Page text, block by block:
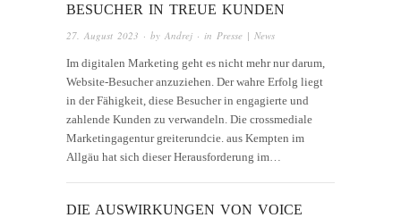
BESUCHER IN TREUE KUNDEN
27. August 2023 · by Andrej · in Presse | News
Im digitalen Marketing geht es nicht mehr nur darum,
Website-Besucher anzuziehen. Der wahre Erfolg liegt
in der Fähigkeit, diese Besucher in engagierte und
zahlende Kunden zu verwandeln. Die crossmediale
Marketingagentur greiterundcie. aus Kempten im
Allgäu hat sich dieser Herausforderung im…
DIE AUSWIRKUNGEN VON VOICE